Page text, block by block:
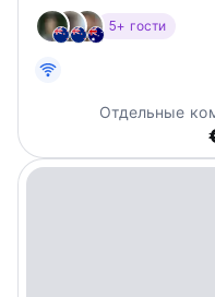
landmarks and vibrant
together hospitality,
5+ гости
Отдельные